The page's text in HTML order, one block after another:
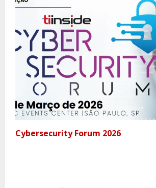
Cybersecurity Forum 2026